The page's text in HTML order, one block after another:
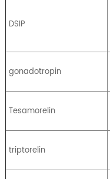
DSIP
gonadotropin
Tesamorelin
triptorelin